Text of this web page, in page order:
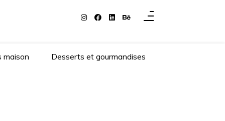
maison Desserts et gourmandises